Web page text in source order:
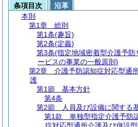
条項目次
沿革
本則
第1章
総則
第1条(趣旨)
第2条(定義)
第3条(指定地域密着型介護予防
ービスの事業の一般原則)
第2章
介護予防認知症対応型通
護
第1節
基本方針
第4条
第2節
人員及び設備に関する
第1款
単独型指定介護予防